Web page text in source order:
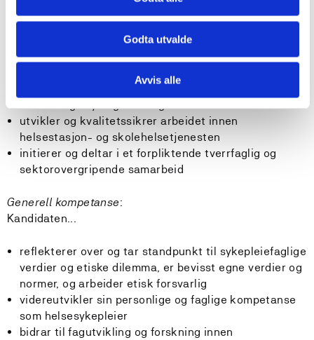
Godta utvalde
Avvis alle
i befolkningens behov og i samarbeid med
deltar aktivt i og påvirker kommunens
helseplanlegging, dokumenterer skriftlig og formidler
kunnskap om helseforhold til lokale
utvikler og kvalitetssikrer arbeidet innen
helsestasjon- og skolehelsetjenesten
initierer og deltar i et forpliktende tverrfaglig og
sektorovergripende samarbeid
Generell kompetanse:
Kandidaten...
reflekterer over og tar standpunkt til sykepleiefaglige
verdier og etiske dilemma, er bevisst egne verdier og
normer, og arbeider etisk forsvarlig
videreutvikler sin personlige og faglige kompetanse
som helsesykepleier
bidrar til fagutvikling og forskning innen